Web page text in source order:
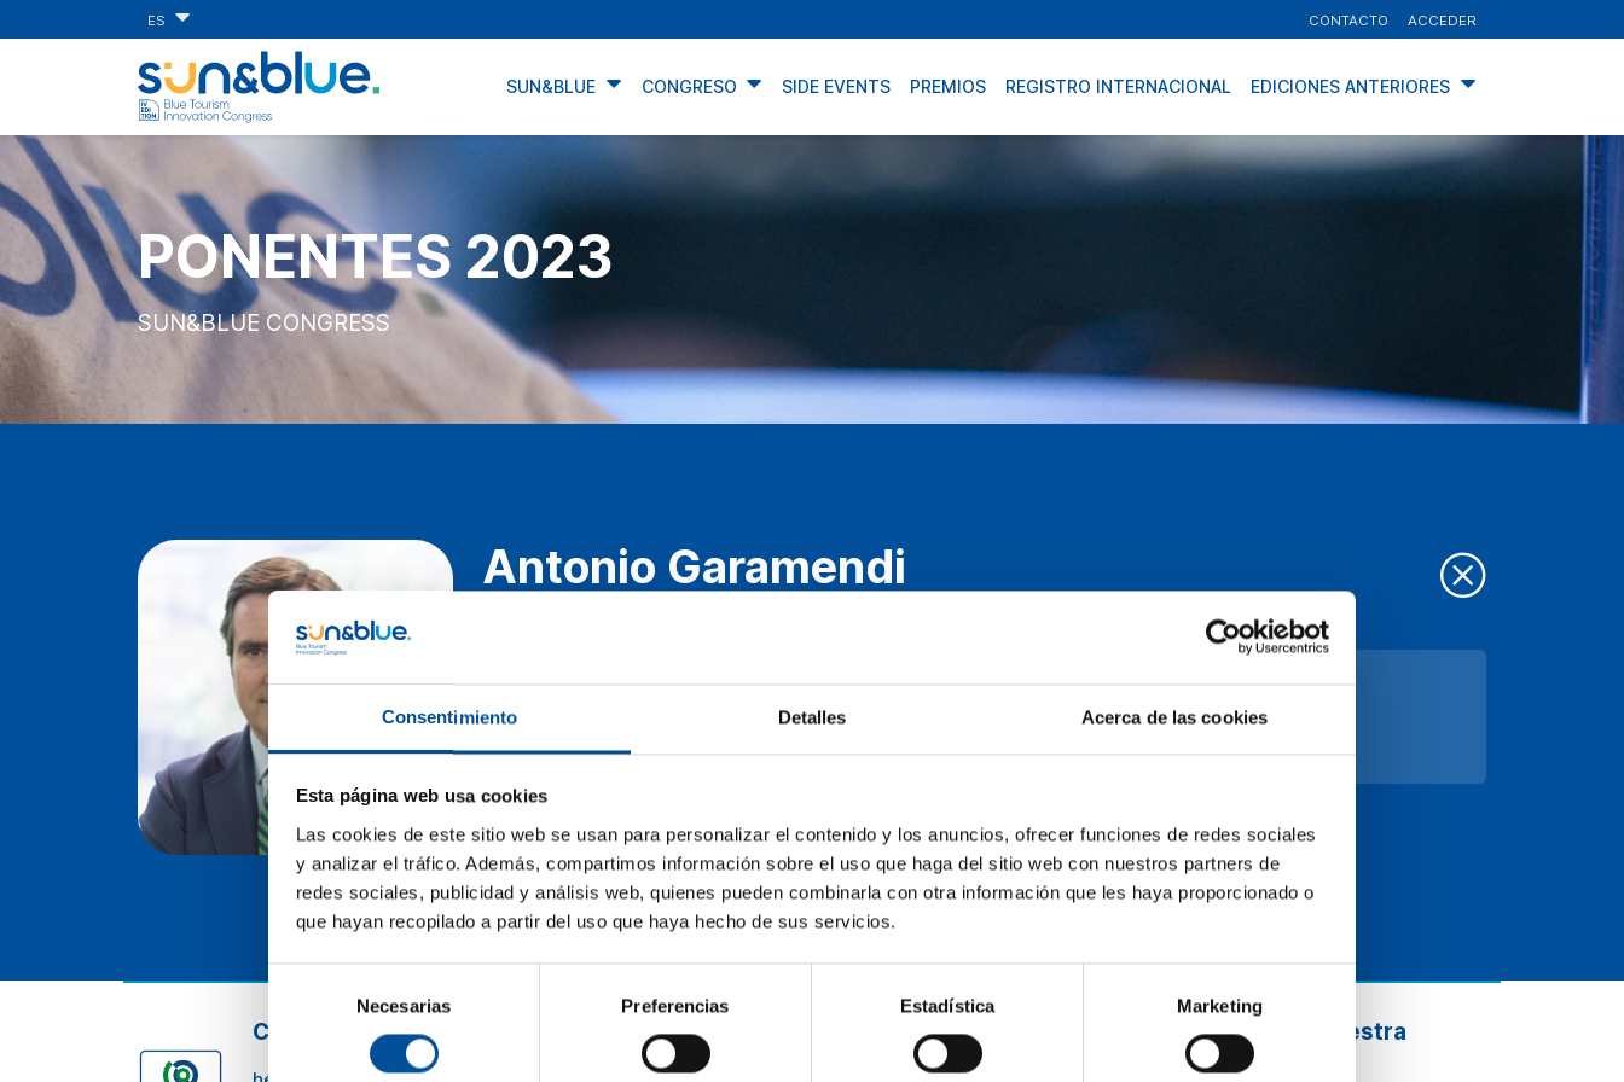
Consentimiento Detalles Acerca de las cookies
Esta página web usa cookies
Las cookies de este sitio web se usan para personalizar el contenido y los anuncios, ofrecer funciones de redes sociales
y analizar el tráfico. Además, compartimos información sobre el uso que haga del sitio web con nuestros partners de
redes sociales, publicidad y análisis web, quienes pueden combinarla con otra información que les haya proporcionado o
que hayan recopilado a partir del uso que haya hecho de sus servicios.
Selección
consentimiento
Necesarias Preferencias Estadística Marketing
ES CONTACTO ACCEDER
SUN&BLUE CONGRESO SIDE EVENTS PREMIOS REGISTRO INTERNACIONAL EDICIONES ANTERIORES
PONENTES 2023
SUN&BLUE CONGRESS
Antonio Garamendi
miércoles, 15 de noviembre - 12:05h.
CEOE
CONTACTO Sun&Blue
Comité de Honor
Suscríbete a nuestra
newsletter